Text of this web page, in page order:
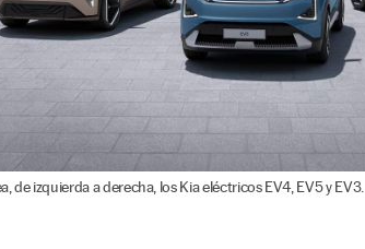
de izquierda a derecha, los Kia eléctricos EV4, EV5 y EV3.